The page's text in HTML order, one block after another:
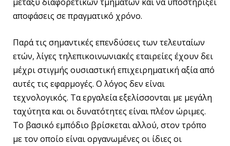
αποφάσεις σε πραγματικό χρόνο.
Παρά τις σημαντικές επενδύσεις των τελευταίων
ετών, λίγες τηλεπικοινωνιακές εταιρείες έχουν δει
μέχρι στιγμής ουσιαστική επιχειρηματική αξία από
αυτές τις εφαρμογές. Ο λόγος δεν είναι
τεχνολογικός. Τα εργαλεία εξελίσσονται με μεγάλη
ταχύτητα και οι δυνατότητες είναι πλέον ώριμες.
Το βασικό εμπόδιο βρίσκεται αλλού, στον τρόπο
με τον οποίο είναι οργανωμένες οι ίδιες οι